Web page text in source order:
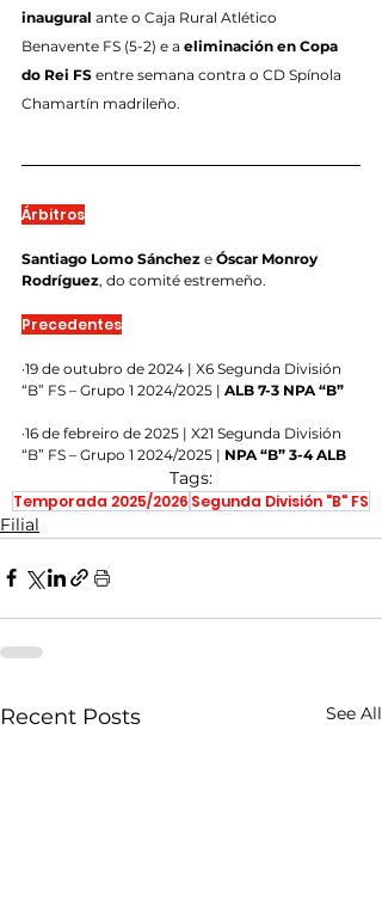
inaugural ante o Caja Rural Atlético
Benavente FS (5-2) e a eliminación en Copa
do Rei FS entre semana contra o CD Spínola
Chamartín madrileño.
Árbitros
Santiago Lomo Sánchez e Óscar Monroy
Rodríguez, do comité estremeño.
Precedentes
·19 de outubro de 2024 | X6 Segunda División
“B” FS – Grupo 1 2024/2025 | ALB 7-3 NPA “B”
·16 de febreiro de 2025 | X21 Segunda División
“B” FS – Grupo 1 2024/2025 | NPA “B” 3-4 ALB
Tags:
Temporada 2025/2026 Segunda División "B" FS
Filial
Recent Posts See All